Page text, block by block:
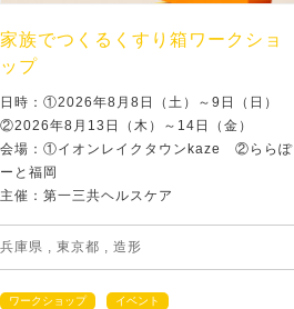
家族でつくるくすり箱ワークショ
ップ
日時：①2026年8月8日（土）～9日（日）
②2026年8月13日（木）～14日（金）
会場：①イオンレイクタウンkaze ②ららぽ
ーと福岡
主催：第一三共ヘルスケア
兵庫県 東京都 造形
ワークショップ イベント